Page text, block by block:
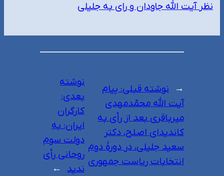
نظر آیت الله جاودان و رای به جلیلی
← نوشته قبلی:پیام
آیت الله محمّدمهدی
میرباقری بعد از رأی به
کاندیدای اصلح، دکتر
سعید جلیلی، در دورۀ دوم
انتخابات ریاست جمهوری
نوشته
بعدی:
کارگران
ایران: به
دولت سوم
روحانی رأی
ندید →